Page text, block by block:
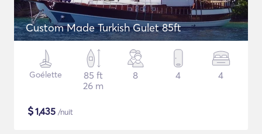
Custom Made Turkish Gulet 85ft
Goélette
85 ft
26 m
8 4 4
$1,435 /nuit